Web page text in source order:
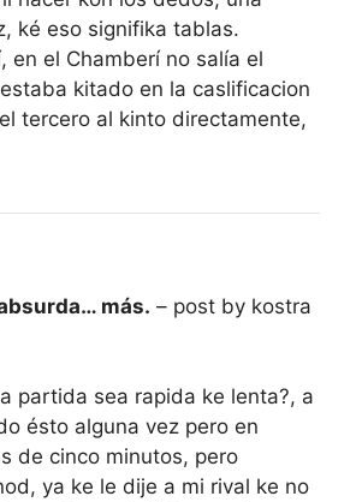
ké eso signifika tablas.
en el Chamberí no salía el
kitado en la caslificacion
tercero al kinto directamente,
más. – post by kostra
partida sea rapida ke lenta?, a
ésto alguna vez pero en
de cinco minutos, pero
ya ke le dije a mi rival ke no